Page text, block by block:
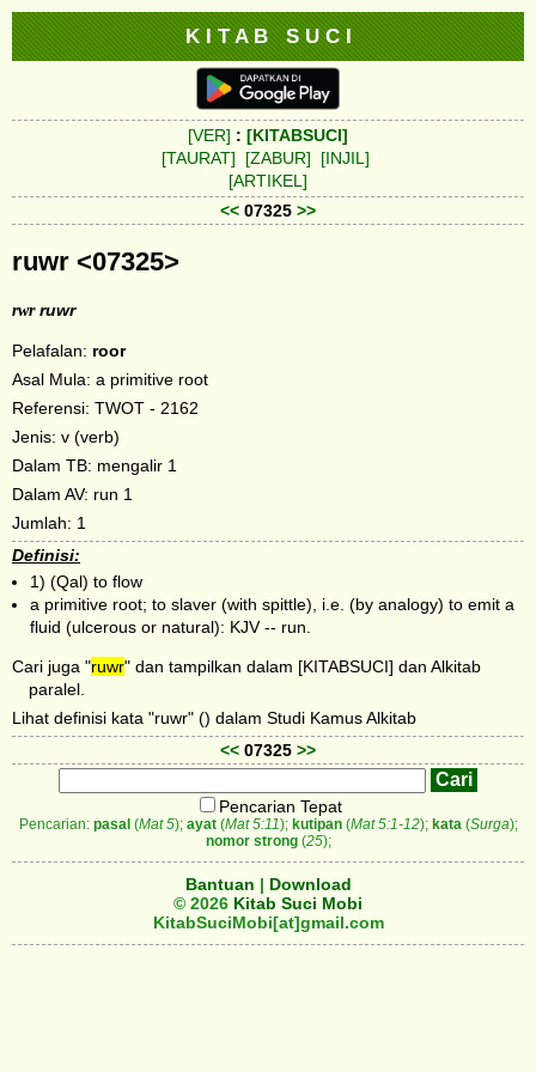
K I T A B S U C I
[VER] : [KITABSUCI]
[TAURAT]
[ZABUR]
[INJIL]
[ARTIKEL]
<< 07325 >>
ruwr <07325>
rwrruwr
Pelafalan: roor
Asal Mula: a primitive root
Referensi: TWOT - 2162
Jenis: v (verb)
Dalam TB: mengalir 1
Dalam AV: run 1
Jumlah: 1
Definisi:
1) (Qal) to flow
a primitive root; to slaver (with spittle), i.e. (by analogy) to emit a
fluid (ulcerous or natural): KJV -- run.
Cari juga "ruwr" dan tampilkan dalam [KITABSUCI] dan Alkitab
paralel.
Lihat definisi kata "ruwr" () dalam Studi Kamus Alkitab
<< 07325 >>
Pencarian Tepat
Pencarian: pasal (Mat 5); ayat(Mat 5:11); kutipan(Mat 5:1-12); kata(Surga);
nomor strong(25);
Bantuan | Download
© 2026 Kitab Suci Mobi
KitabSuciMobi[at]gmail.com